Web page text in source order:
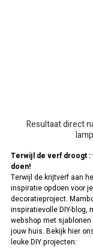
Resultaat direct
Terwijl de verf droogt
doen!
Terwijl de krijtverf aan
inspiratie opdoen voor
decoratieproject.
inspiratievolle DIY-blog,
webshop met sjablonen
jouw huis. Bekijk hier
leuke DIY projecten: